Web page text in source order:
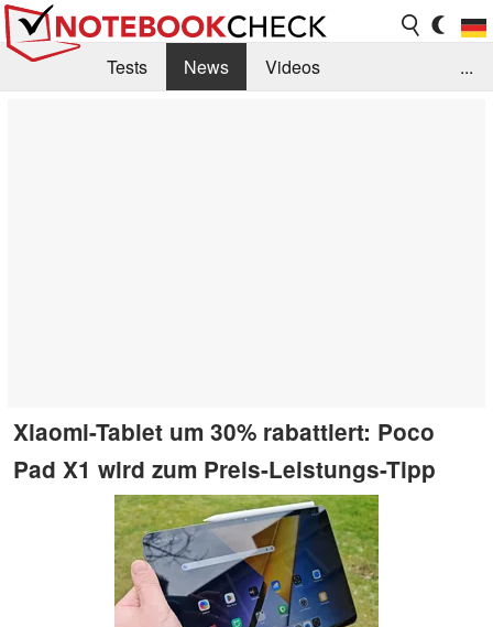
Tests News
Videos
...
Xiaomi-Tablet um 30% rabattiert: Poco
Pad X1 wird zum Preis-Leistungs-Tipp